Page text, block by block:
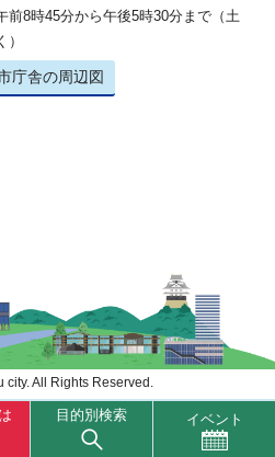
目的別検索 イベント
8時45分から午後5時30分まで（土
庁舎の周辺図
All Rights Reserved.